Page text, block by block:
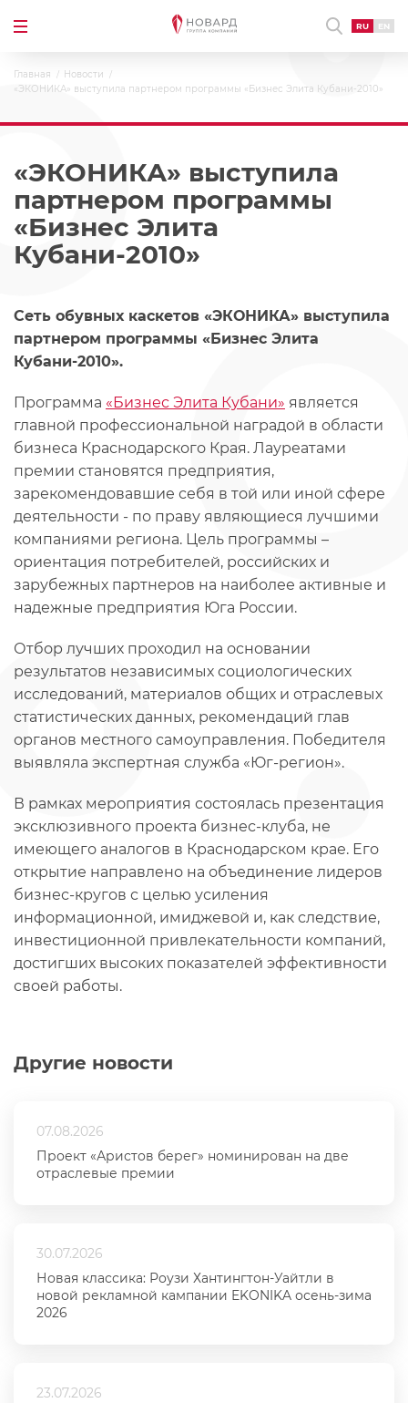
RU EN
Главная
Новости
«ЭКОНИКА» выступила партнером программы «Бизнес Элита Кубани-2010»
«ЭКОНИКА» выступила
партнером программы
«Бизнес Элита
Кубани-2010»
Другие новости
07.08.2026
Проект «Аристов берег» номинирован на две
отраслевые премии
30.07.2026
Новая классика: Роузи Хантингтон-Уайтли в
новой рекламной кампании EKONIKA осень-зима
2026
23.07.2026
Сеть обувных каскетов «ЭКОНИКА» выступила
партнером программы «Бизнес Элита
Кубани-2010».
Программа «Бизнес Элита Кубани» является
главной профессиональной наградой в области
бизнеса Краснодарского Края. Лауреатами
премии становятся предприятия,
зарекомендовавшие себя в той или иной сфере
деятельности - по праву являющиеся лучшими
компаниями региона. Цель программы –
ориентация потребителей, российских и
зарубежных партнеров на наиболее активные и
надежные предприятия Юга России.
Отбор лучших проходил на основании
результатов независимых социологических
исследований, материалов общих и отраслевых
статистических данных, рекомендаций глав
органов местного самоуправления. Победителя
выявляла экспертная служба «Юг-регион».
В рамках мероприятия состоялась презентация
эксклюзивного проекта бизнес-клуба, не
имеющего аналогов в Краснодарском крае. Его
открытие направлено на объединение лидеров
бизнес-кругов с целью усиления
информационной, имиджевой и, как следствие,
инвестиционной привлекательности компаний,
достигших высоких показателей эффективности
своей работы.